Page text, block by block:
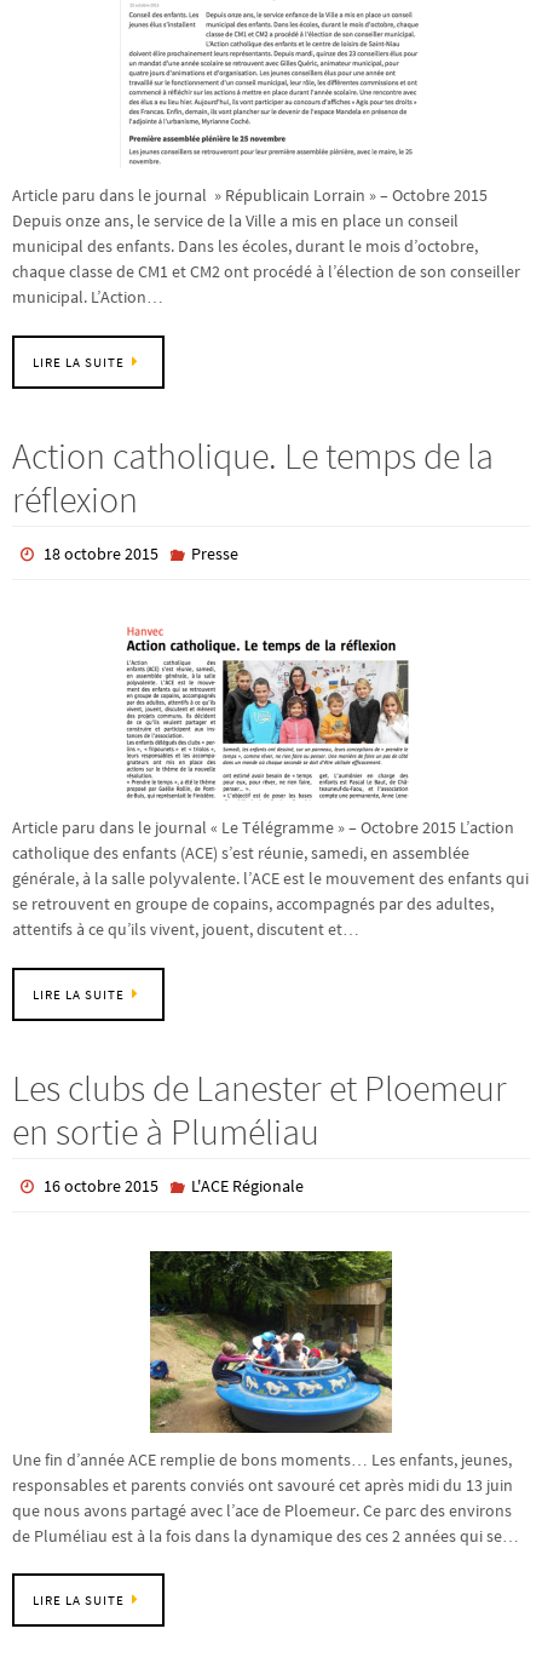
Article paru dans le journal » Républicain Lorrain » – Octobre 2015
Depuis onze ans, le service de la Ville a mis en place un conseil
municipal des enfants. Dans les écoles, durant le mois d’octobre,
chaque classe de CM1 et CM2 ont procédé à l’élection de son conseiller
municipal. L’Action…
LIRE LA SUITE
Action catholique. Le temps de la
réflexion
18 octobre 2015 Presse
Article paru dans le journal « Le Télégramme » – Octobre 2015 L’action
catholique des enfants (ACE) s’est réunie, samedi, en assemblée
générale, à la salle polyvalente. l’ACE est le mouvement des enfants qui
se retrouvent en groupe de copains, accompagnés par des adultes,
attentifs à ce qu’ils vivent, jouent, discutent et…
LIRE LA SUITE
Les clubs de Lanester et Ploemeur
en sortie à Pluméliau
16 octobre 2015 L'ACE Régionale
Une fin d’année ACE remplie de bons moments… Les enfants, jeunes,
responsables et parents conviés ont savouré cet après midi du 13 juin
que nous avons partagé avec l’ace de Ploemeur. Ce parc des environs
de Pluméliau est à la fois dans la dynamique des ces 2 années qui se…
LIRE LA SUITE